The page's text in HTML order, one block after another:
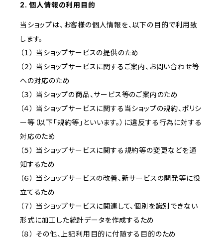
2. 個人情報の利用目的
当ショップは、お客様の個人情報を、以下の目的で利用致
します。
（１） 当ショップサービスの提供のため
（２） 当ショップサービスに関するご案内、お問い合わせ等
への対応のため
（３） 当ショップの商品、サービス等のご案内のため
（４） 当ショップサービスに関する当ショップの規約、ポリシ
ー等（以下「規約等」といいます。）に違反する行為に対する
対応のため
（５） 当ショップサービスに関する規約等の変更などを通
知するため
（６） 当ショップサービスの改善、新サービスの開発等に役
立てるため
（７） 当ショップサービスに関連して、個別を識別できない
形式に加工した統計データを作成するため
（８） その他、上記利用目的に付随する目的のため